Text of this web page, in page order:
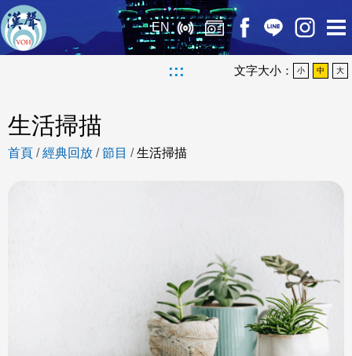
EN
::: 文字大小： 小 中 大
生活掃描
首頁 /經典回放 /節目 /生活掃描